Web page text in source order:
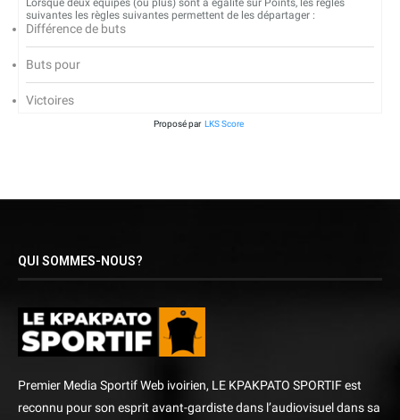
Lorsque deux équipes (ou plus) sont à égalité sur Points, les règles
suivantes les règles suivantes permettent de les départager :
Différence de buts
Buts pour
Victoires
Proposé par LKS Score
QUI SOMMES-NOUS?
Premier Media Sportif Web ivoirien, LE KPAKPATO SPORTIF est
reconnu pour son esprit avant-gardiste dans l’audiovisuel dans sa